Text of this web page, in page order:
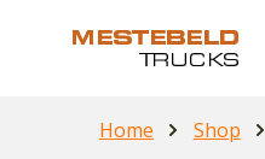
Home Shop